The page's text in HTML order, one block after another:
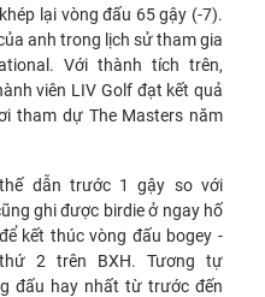
lại vòng đấu 65 gậy (-7).
anh trong lịch sử tham gia
Với thành tích trên,
viên LIV Golf đạt kết quả
tham dự The Masters năm
dẫn trước 1 gậy so với
ghi được birdie ở ngay hố
kết thúc vòng đấu bogey -
2 trên BXH. Tương tự
đấu hay nhất từ trước đến